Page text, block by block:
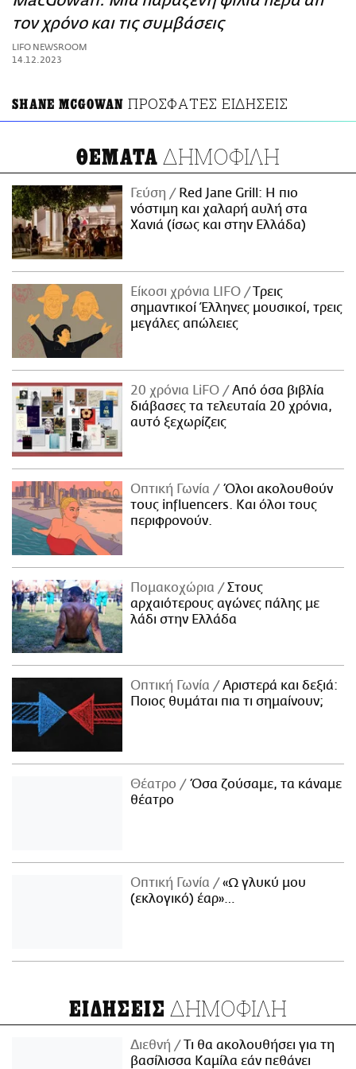
ΑΜΠΑ
PRINT
τον χρόνο και τις συμβάσεις
LIFO NEWSROOM
14.12.2023
SHANE MCGOWAN ΠΡΟΣΦΑΤΕΣ ΕΙΔΗΣΕΙΣ
ΘΕΜΑΤΑ ΔΗΜΟΦΙΛΗ
Γεύση
Red Jane Grill: Η πιο
νόστιμη και χαλαρή αυλή στα
Χανιά (ίσως και στην Ελλάδα)
Είκοσι χρόνια LIFO
Tρεις
σημαντικοί Έλληνες μουσικοί, τρεις
μεγάλες απώλειες
20 χρόνια LiFO
Από όσα βιβλία
διάβασες τα τελευταία 20 χρόνια,
αυτό ξεχωρίζεις
Οπτική Γωνία
Όλοι ακολουθούν
τους influencers. Και όλοι τους
περιφρονούν.
Πομακοχώρια
Στους
αρχαιότερους αγώνες πάλης με
λάδι στην Ελλάδα
Οπτική Γωνία
Αριστερά και δεξιά:
Ποιος θυμάται πια τι σημαίνουν;
Θέατρο
Όσα ζούσαμε, τα κάναμε
θέατρο
Οπτική Γωνία
«Ω γλυκύ μου
(εκλογικό) έαρ»…
ΕΙΔΗΣΕΙΣ ΔΗΜΟΦΙΛΗ
Διεθνή
Τι θα ακολουθήσει για τη
βασίλισσα Καμίλα εάν πεθάνει